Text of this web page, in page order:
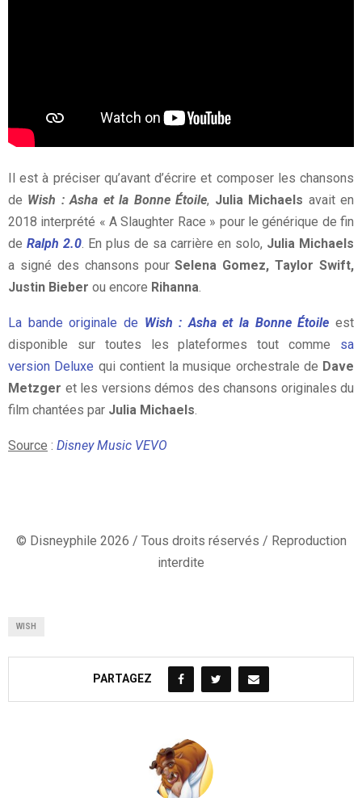
Il est à préciser qu’avant d’écrire et composer les chansons
de Wish : Asha et la Bonne Étoile, Julia Michaels avait en
2018 interprété « A Slaughter Race » pour le générique de fin
de Ralph 2.0. En plus de sa carrière en solo, Julia Michaels
a signé des chansons pourSelena Gomez, Taylor Swift,
Justin Bieber ou encore Rihanna.
La bande originale de Wish : Asha et la Bonne Étoile est
disponible sur toutes les plateformes tout comme sa
version Deluxe qui contient la musique orchestrale de Dave
Metzger et les versions démos des chansons originales du
film chantées par Julia Michaels.
Source : Disney Music VEVO
© Disneyphile 2026 / Tous droits réservés / Reproduction
interdite
WISH
PARTAGEZ